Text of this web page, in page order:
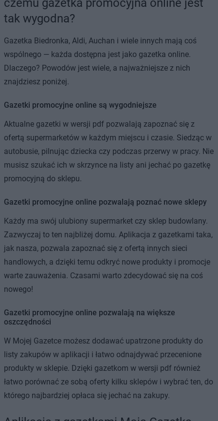
tak wygodna?
Gazetka Biedronka, Aldi, Auchan i wiele innych mają coś
wspólnego — każda dostępna jest jako gazetka online.
Dlaczego? Powodów jest wiele, a najważniejsze z nich
znajdziesz poniżej.
Gazetki promocyjne online są wygodniejsze
Aktualne gazetki w wersji pdf pozwalają zapoznać się z
ofertą supermarketów w każdym miejscu i czasie. Siedząc w
autobusie, pilnując dziecka czy podczas przerwy w pracy. Nie
musisz szukać ich w skrzynce na listy ani jechać po gazetkę
promocyjną do sklepu.
Gazetki promocyjne online pozwalają poznać nowe sklepy
Każdy ma swój ulubiony supermarket czy sklep budowlany.
Zazwyczaj to ten najbliżej domu. Aplikacja z gazetkami taka,
jak nasza, pozwala zapoznać się z ofertą innych sieci
handlowych, a dzięki temu odkryć nowe produkty i promocje
warte zauważenia. Czasami warto zdecydować się na coś
nowego!
Gazetki promocyjne online pozwalają na większe
oszczędności
W Mojej Gazetce możesz dodawać upatrzone produkty do
listy zakupów w aplikacji i łatwo odnajdywać przecenione
produkty w sklepie. Dzięki gazetkom w wersji pdf również
łatwo porównać ze sobą oferty kilku sklepów i wybrać ten, do
którego najbardziej opłaca się jechać na zakupy.